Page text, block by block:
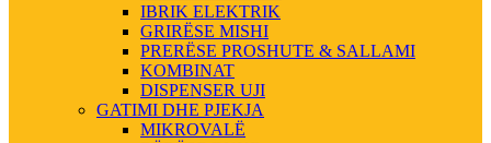
IBRIK ELEKTRIK
GRIRËSE MISHI
PRERËSE PROSHUTE & SALLAMI
KOMBINAT
DISPENSER UJI
GATIMI DHE PJEKJA
MIKROVALË